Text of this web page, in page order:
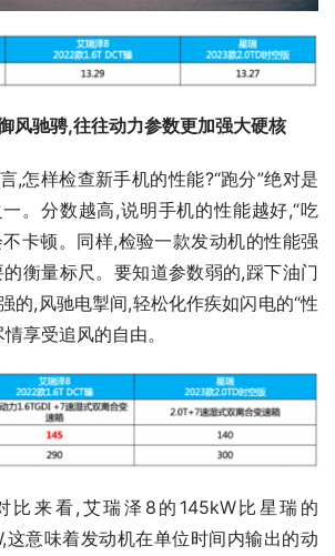
风驰骋,往往动力参数更加强大硬核
,怎样检查新手机的性能?“跑分”绝对是
。分数越高,说明手机的性能越好,“吃
不卡顿。同样,检验一款发动机的性能强
衡量标尺。要知道参数弱的,踩下油门
的,风驰电掣间,轻松化作疾如闪电的“性
享受追风的自由。
比来看,艾瑞泽8的145kW比星瑞的
这意味着发动机在单位时间内输出的动